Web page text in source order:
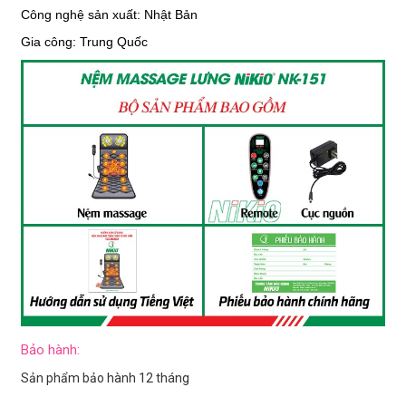
Công nghệ sản xuất: Nhật Bản
Gia công: Trung Quốc
Bảo hành:
Sản phẩm bảo hành 12 tháng